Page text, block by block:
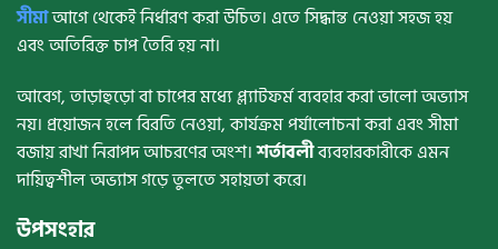
সীমাআগে থেকেই নির্ধারণ করা উচিত। এতে সিদ্ধান্ত নেওয়া সহজ হয়
এবং অতিরিক্ত চাপ তৈরি হয় না।
আবেগ, তাড়াহুড়ো বা চাপের মধ্যে প্ল্যাটফর্ম ব্যবহার করা ভালো অভ্যাস
নয়। প্রয়োজন হলে বিরতি নেওয়া, কার্যক্রম পর্যালোচনা করা এবং সীমা
বজায় রাখা নিরাপদ আচরণের অংশ।শর্তাবলীব্যবহারকারীকে এমন
দায়িত্বশীল অভ্যাস গড়ে তুলতে সহায়তা করে।
উপসংহার